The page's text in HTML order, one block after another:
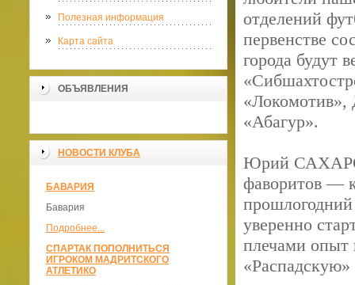
Полезная информация
Карта сайта
ОБЪЯВЛЕНИЯ
НОВОСТИ КЛУБА
БАВАРИЯ
Бавария
Подробнее...
СПАРТАК ПОПОЛНИТЬСЯ
ИГРОКОМ МАДРИТСКОГО
АТЛЕТИКО
отделений
первенстве
города будут
«Абагур».
Юрий
фаворитов —
прошлогодний
уверенно
плечами опыт